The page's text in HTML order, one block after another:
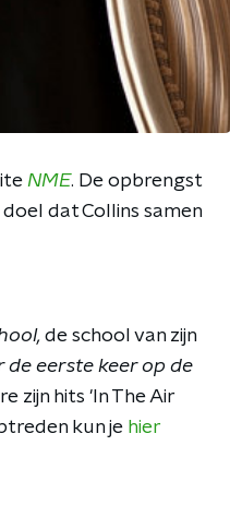
NME. De opbrengst
dat Collins samen
de school van zijn
de eerste keer op de
zijn hits 'In The Air
kun je hier